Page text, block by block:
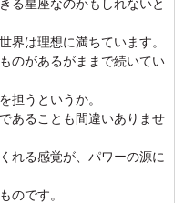
る星座なのかもしれないと
界は理想に満ちています。
のがあるがままで続いてい
担うというか。
あることも間違いありませ
れる感覚が、パワーの源に
のです。